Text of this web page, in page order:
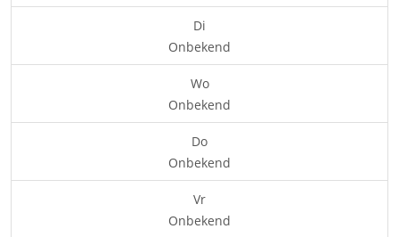
Di
Onbekend
Wo
Onbekend
Do
Onbekend
Vr
Onbekend